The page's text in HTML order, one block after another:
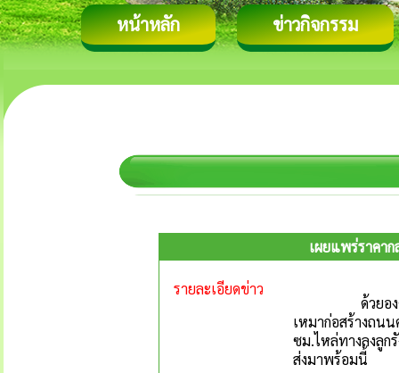
หน้าหลัก ข่าวกิจกรรม
เผยแพร่ราคา
รายละเอียดข่าว
ด้วยองค์การบ
เหมาก่อสร้างถน
ซม.ไหล่ทางลงลู
ส่งมาพร้อมนี้